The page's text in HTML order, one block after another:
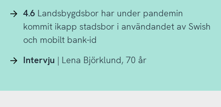
4.6Landsbygdsbor har under pandemin
kommit ikapp stadsbor i användandet av Swish
och mobilt bank-id
Intervju | Lena Björklund, 70 år